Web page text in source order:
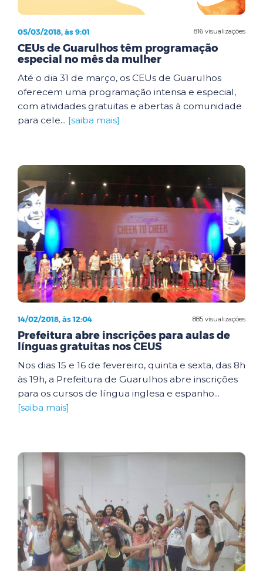
816 visualizações
05/03/2018, às 9:01
CEUs de Guarulhos têm programação
especial no mês da mulher
Até o dia 31 de março, os CEUs de Guarulhos
oferecem uma programação intensa e especial,
com atividades gratuitas e abertas à comunidade
para cele... [saiba mais]
885 visualizações
14/02/2018, às 12:04
Prefeitura abre inscrições para aulas de
línguas gratuitas nos CEUS
Nos dias 15 e 16 de fevereiro, quinta e sexta, das 8h
às 19h, a Prefeitura de Guarulhos abre inscrições
para os cursos de língua inglesa e espanho...
[saiba mais]